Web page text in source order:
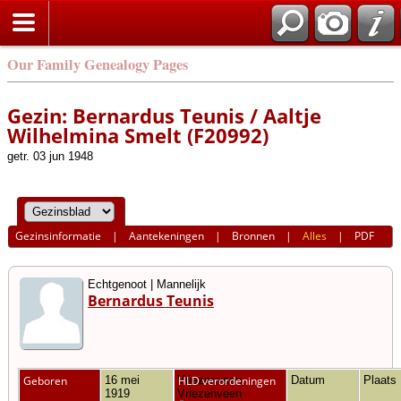
Our Family Genealogy Pages
Gezin: Bernardus Teunis / Aaltje
Wilhelmina Smelt (F20992)
getr. 03 jun 1948
Gezinsinformatie |Aantekeningen | Bronnen |Alles | PDF
Echtgenoot | Mannelijk
Bernardus Teunis
Geboren
16 mei
1919
Vriezenveen,
Vriezenveen
HLD verordeningen Datum Plaats